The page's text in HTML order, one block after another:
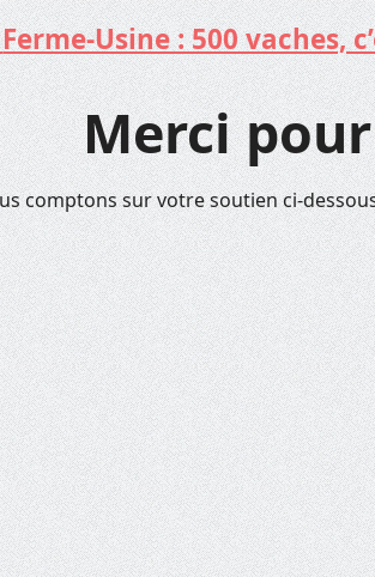
Ferme-Usine : 500 vaches,
Merci
comptons sur votre soutien ci-